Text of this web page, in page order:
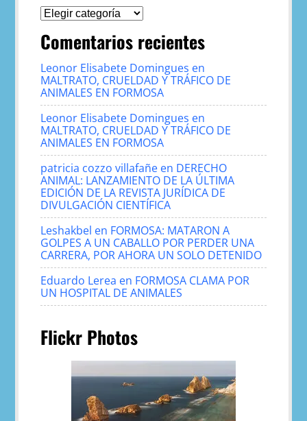
Categorías
Comentarios recientes
Leonor Elisabete Domingues en
MALTRATO, CRUELDAD Y TRÁFICO DE
ANIMALES EN FORMOSA
Leonor Elisabete Domingues en
MALTRATO, CRUELDAD Y TRÁFICO DE
ANIMALES EN FORMOSA
patricia cozzo villafañe en DERECHO
ANIMAL: LANZAMIENTO DE LA ÚLTIMA
EDICIÓN DE LA REVISTA JURÍDICA DE
DIVULGACIÓN CIENTÍFICA
Leshakbel en FORMOSA: MATARON A
GOLPES A UN CABALLO POR PERDER UNA
CARRERA, POR AHORA UN SOLO DETENIDO
Eduardo Lerea en FORMOSA CLAMA POR
UN HOSPITAL DE ANIMALES
Flickr Photos